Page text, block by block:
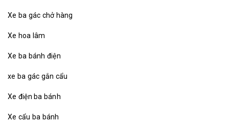
Xe ba gác chở hàng
Xe hoa lâm
Xe ba bánh điện
xe ba gác gắn cẩu
Xe điện ba bánh
Xe cẩu ba bánh